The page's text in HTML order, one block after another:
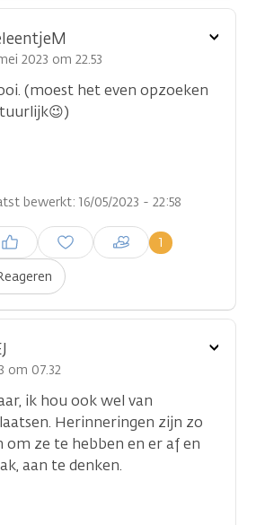
2023 om 22.53
(moest het even opzoeken
bewerkt: 16/05/2023 - 22:58
1
om een reactie te
Toon
om 07.32
ik hou ook wel van
Herinneringen zijn zo
om ze te hebben en er af en
aan te denken.
Toon